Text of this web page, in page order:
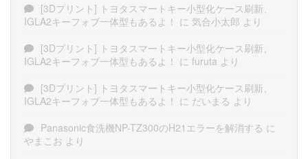
[3Dプリント] トヨタスマートキー小型化ケース刷新、
IGLA2キーフォブ一体型もあるよ！ に 気合小太郎 より
[3Dプリント] トヨタスマートキー小型化ケース刷新、
IGLA2キーフォブ一体型もあるよ！ に furuta より
[3Dプリント] トヨタスマートキー小型化ケース刷新、
IGLA2キーフォブ一体型もあるよ！ に だいまる より
Panasonic食洗機NP-TZ300のH21エラーを解消する に
やまこお より